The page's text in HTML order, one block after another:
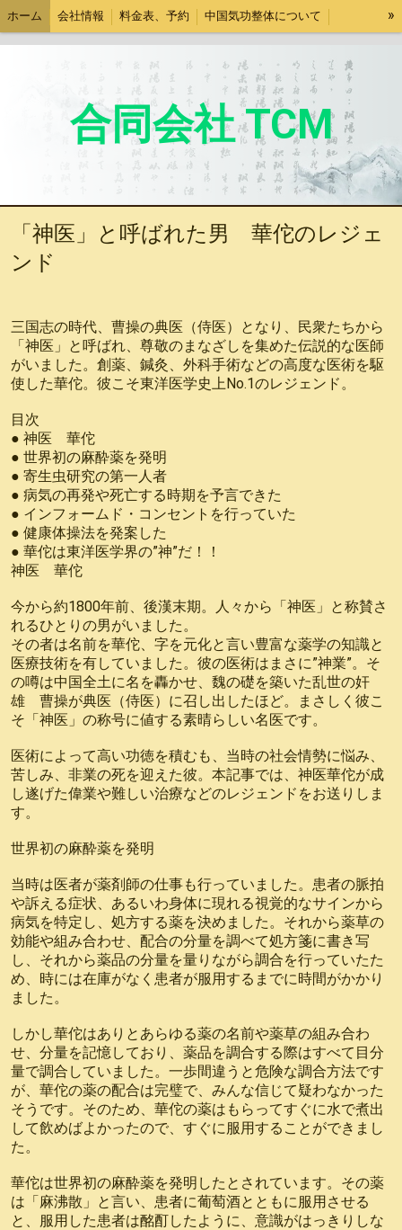
ホーム 会社情報 料金表、予約 中国気功整体について
新宿中国気功整体師育成教室 整体師育成案内
»
合同会社 TCM
「神医」と呼ばれた男 華佗のレジェ
ンド
三国志の時代、曹操の典医（侍医）となり、民衆たちから
「神医」と呼ばれ、尊敬のまなざしを集めた伝説的な医師
がいました。創薬、鍼灸、外科手術などの高度な医術を駆
使した華佗。彼こそ東洋医学史上No.1のレジェンド。
目次
● 神医 華佗
● 世界初の麻酔薬を発明
● 寄生虫研究の第一人者
● 病気の再発や死亡する時期を予言できた
● インフォームド・コンセントを行っていた
● 健康体操法を発案した
● 華佗は東洋医学界の”神”だ！！
神医 華佗
今から約1800年前、後漢末期。人々から「神医」と称賛さ
れるひとりの男がいました。
その者は名前を華佗、字を元化と言い豊富な薬学の知識と
医療技術を有していました。彼の医術はまさに”神業”。そ
の噂は中国全土に名を轟かせ、魏の礎を築いた乱世の奸
雄 曹操が典医（侍医）に召し出したほど。まさしく彼こ
そ「神医」の称号に値する素晴らしい名医です。
医術によって高い功徳を積むも、当時の社会情勢に悩み、
苦しみ、非業の死を迎えた彼。本記事では、神医華佗が成
し遂げた偉業や難しい治療などのレジェンドをお送りしま
す。
世界初の麻酔薬を発明
当時は医者が薬剤師の仕事も行っていました。患者の脈拍
や訴える症状、あるいわ身体に現れる視覚的なサインから
病気を特定し、処方する薬を決めました。それから薬草の
効能や組み合わせ、配合の分量を調べて処方箋に書き写
し、それから薬品の分量を量りながら調合を行っていたた
め、時には在庫がなく患者が服用するまでに時間がかかり
ました。
しかし華佗はありとあらゆる薬の名前や薬草の組み合わ
せ、分量を記憶しており、薬品を調合する際はすべて目分
量で調合していました。一歩間違うと危険な調合方法です
が、華佗の薬の配合は完璧で、みんな信じて疑わなかった
そうです。そのため、華佗の薬はもらってすぐに水で煮出
して飲めばよかったので、すぐに服用することができまし
た。
華佗は世界初の麻酔薬を発明したとされています。その薬
は「麻沸散」と言い、患者に葡萄酒とともに服用させる
と、服用した患者は酩酊したように、意識がはっきりしな